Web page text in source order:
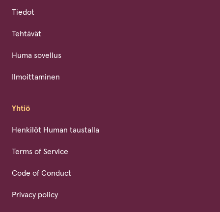
Tiedot
Tehtävät
Huma sovellus
Ilmoittaminen
Yhtiö
Henkilöt Human taustalla
Terms of Service
Code of Conduct
Privacy policy